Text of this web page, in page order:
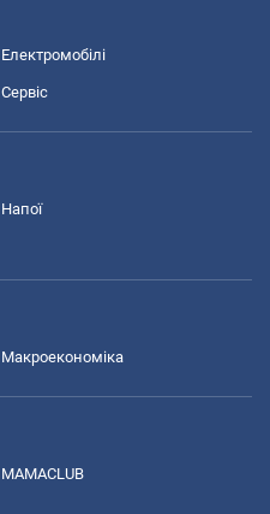
Електромобілі
Сервіс
Напої
Макроекономіка
MAMACLUB